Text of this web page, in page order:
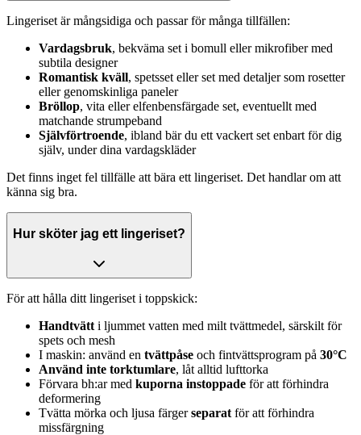
Lingeriset är mångsidiga och passar för många tillfällen:
Vardagsbruk, bekväma set i bomull eller mikrofiber med
subtila designer
Romantisk kväll, spetsset eller set med detaljer som rosetter
eller genomskinliga paneler
Bröllop, vita eller elfenbensfärgade set, eventuellt med
matchande strumpeband
Självförtroende, ibland bär du ett vackert set enbart för dig
själv, under dina vardagskläder
Det finns inget fel tillfälle att bära ett lingeriset. Det handlar om att
känna sig bra.
Hur sköter jag ett lingeriset?
För att hålla ditt lingeriset i toppskick:
Handtvätt i ljummet vatten med milt tvättmedel, särskilt för
spets och mesh
I maskin: använd en tvättpåse och fintvättsprogram på 30°C
Använd inte torktumlare, låt alltid lufttorka
Förvara bh:ar med kuporna instoppade för att förhindra
deformering
Tvätta mörka och ljusa färgerseparat för att förhindra
missfärgning